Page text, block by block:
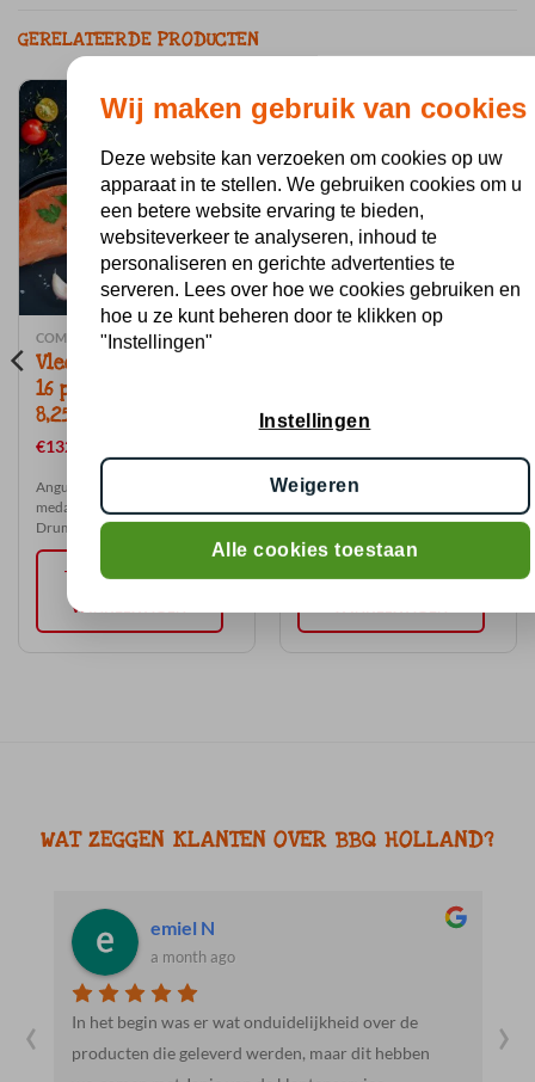
GERELATEERDE PRODUCTEN
Vleespakket Royal –
16 personen – voor €
8,25 per persoon.
€132.00
Angus biefstuk, Varkenshaas
medaillon, Duitse Braadworst,
Drumstick gegaard
TOEVOEGEN AAN
WINKELWAGEN
8,25 per persoon.
Angus biefstuk, Varkenshaas
Drumstick gegaard
TOEVOEGEN AAN
WAT ZEGGEN KLANTEN OVER BBQ HOLLAND?
a month ago
Heel vriendelijk en behulpzaam. Mooie en lekkere
producten. We gaan hier zeker vaker heen.
‹ ›
Wij maken gebruik van cookies
Deze website kan verzoeken om cookies op uw
apparaat in te stellen. We gebruiken cookies om u
een betere website ervaring te bieden,
websiteverkeer te analyseren, inhoud te
personaliseren en gerichte advertenties te
serveren. Lees over hoe we cookies gebruiken en
hoe u ze kunt beheren door te klikken op
"Instellingen"
Instellingen
Weigeren
Alle cookies toestaan